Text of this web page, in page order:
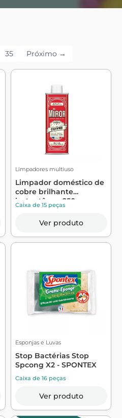
35 Próximo →
Limpadores multiuso
Limpador doméstico de
cobre brilhante
instantâneo 250...
Caixa de 15 peças
Ver produto
Esponjas e Luvas
Stop Bactérias Stop
Spcong X2 - SPONTEX
Caixa de 16 peças
Ver produto